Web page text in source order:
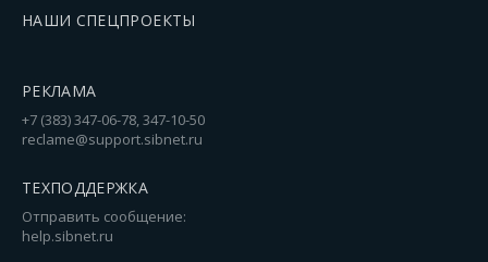
НАШИ СПЕЦПРОЕКТЫ
РЕКЛАМА
+7 (383) 347-06-78, 347-10-50
reclame@support.sibnet.ru
ТЕХПОДДЕРЖКА
Отправить сообщение:
help.sibnet.ru